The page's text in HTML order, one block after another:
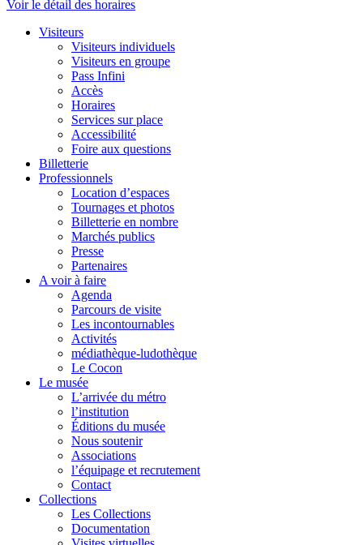
Voir le détail des horaires
Visiteurs
Visiteurs individuels
Visiteurs en groupe
Pass Infini
Accès
Horaires
Services sur place
Accessibilité
Foire aux questions
Billetterie
Professionnels
Location d’espaces
Tournages et photos
Billetterie en nombre
Marchés publics
Presse
Partenaires
A voir à faire
Agenda
Parcours de visite
Les incontournables
Activités
médiathèque-ludothèque
Le Cocon
Le musée
L’arrivée du métro
l’institution
Éditions du musée
Nous soutenir
Associations
l’équipage et recrutement
Contact
Collections
Les Collections
Documentation